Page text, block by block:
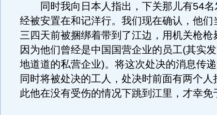
同时我向日本人指出，下关那儿有54名
经被安置在和记洋行。我们现在确认，他们
三四天前被捆绑着带到了江边，用机关枪枪
因为他们曾经是中国国营企业的员工(其实
地道道的私营企业)。将这次处决的消息传
同时将被处决的工人，处决时前面有两个人
此他在没有受伤的情况下跳到江里，才幸免